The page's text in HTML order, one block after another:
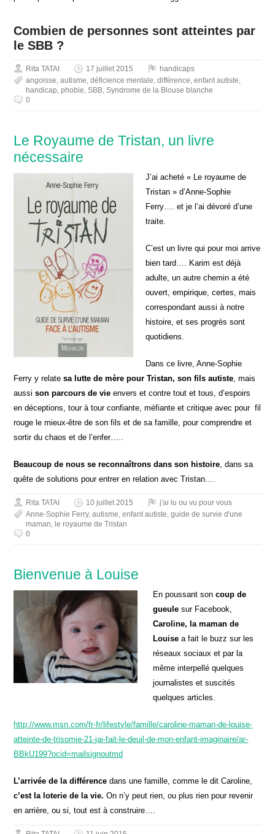
Combien de personnes sont atteintes par
le SBB ?
Rita TATAI 17 juillet 2015
handicaps
angoisse,autisme,déficience mentale,différence,enfant autiste,
handicap,phobie,SBB,Syndrome de la Blouse blanche
0
Le Royaume de Tristan, un livre
nécessaire
J’ai acheté « Le royaume de
Tristan » d’Anne-Sophie
Ferry…. et je l’ai dévoré d’une
traite.
C’est un livre qui pour moi arrive
bien tard…. Karim est déjà
adulte, un autre chemin a été
ouvert, empirique, certes, mais
correspondant aussi à notre
histoire, et ses progrès sont
quotidiens.
Dans ce livre, Anne-Sophie
Ferry y relate sa lutte de mère pour Tristan, son fils autiste, mais
aussi son parcours de vie envers et contre tout et tous, d’espoirs
en déceptions, tour à tour confiante, méfiante et critique avec pour fil
rouge le mieux-être de son fils et de sa famille, pour comprendre et
sortir du chaos et de l’enfer…..
Beaucoup de nous se reconnaîtrons dans son histoire, dans sa
quête de solutions pour entrer en relation avec Tristan….
Rita TATAI 10 juillet 2015
j'ai lu ou vu pour vous
Anne-Sophie Ferry,autisme,enfant autiste,guide de survie d'une
maman, le royaume de Tristan
0
Bienvenue à Louise
En poussant son coup de
gueule sur Facebook,
Caroline, la maman de
Louise a fait le buzz sur les
réseaux sociaux et par la
même interpellé quelques
journalistes et suscités
quelques articles.
http://www.msn.com/fr-fr/lifestyle/famille/caroline-maman-de-louise-
atteinte-de-trisomie-21-jai-fait-le-deuil-de-mon-enfant-imaginaire/ar-
BBkU199?ocid=mailsignoutmd
L’arrivée de la différence dans une famille, comme le dit Caroline,
c’est la loterie de la vie. On n’y peut rien, ou plus rien pour revenir
en arrière, ou si, tout est à construire….